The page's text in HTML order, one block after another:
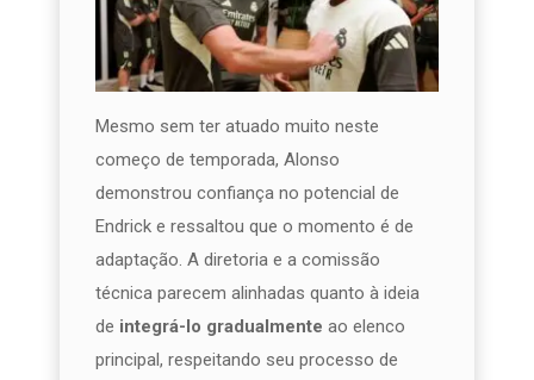
Mesmo sem ter atuado muito neste
começo de temporada, Alonso
demonstrou confiança no potencial de
Endrick e ressaltou que o momento é de
adaptação. A diretoria e a comissão
técnica parecem alinhadas quanto à ideia
de integrá-lo gradualmente ao elenco
principal, respeitando seu processo de